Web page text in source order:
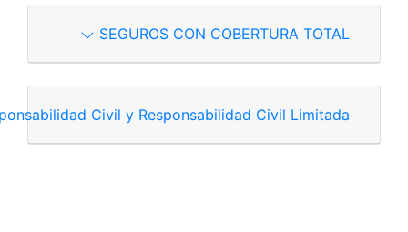
SEGUROS CON COBERTURA PARCIAL (Incendio +